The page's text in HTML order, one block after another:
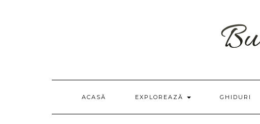
ACASĂ EXPLOREAZĂ GHIDURI